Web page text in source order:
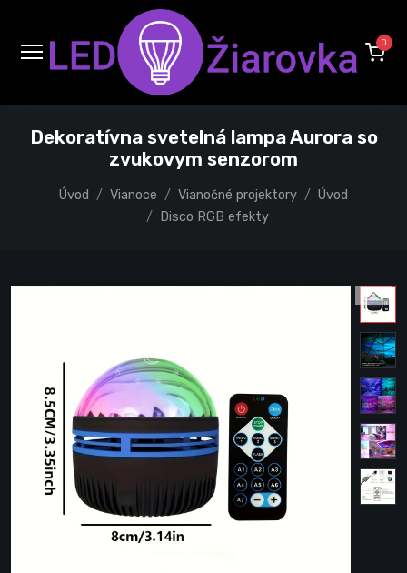
0
Dekoratívna svetelná lampa Aurora so
zvukovym senzorom
Úvod Vianoce Vianočné projektory
Úvod
Disco RGB efekty